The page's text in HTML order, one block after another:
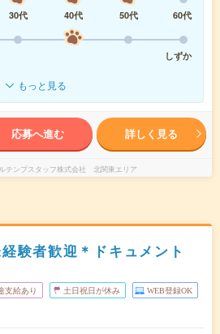
30代 40代 50代
60代
しずか
もっと見る
応募へ進む 詳しく見る
テンプスタッフ株式会社 北関東エリア
験者歓迎＊ドキュメント
支給あり 土日祝日が休み WEB登録OK